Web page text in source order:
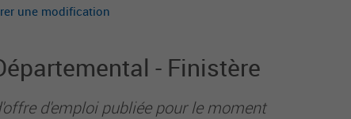
une modification
- Finistère
d'emploi publiée pour le moment